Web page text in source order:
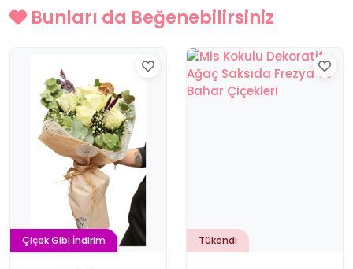
Bunları da Beğenebilirsiniz
Çiçek Gibi İndirim Tükendi